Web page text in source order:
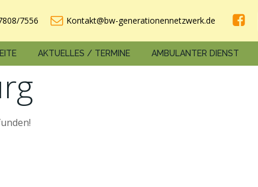
7556 Kontakt@bw-generationennetzwerk.de
AKTUELLES / TERMINE AMBULANTER DIENST